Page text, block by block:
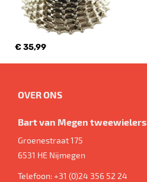
€ 35,99
OVER ONS
Bart van Megen tweewielers
Groenestraat 175
6531 HE Nijmegen
Telefoon:+31 (0)24 356 52 24